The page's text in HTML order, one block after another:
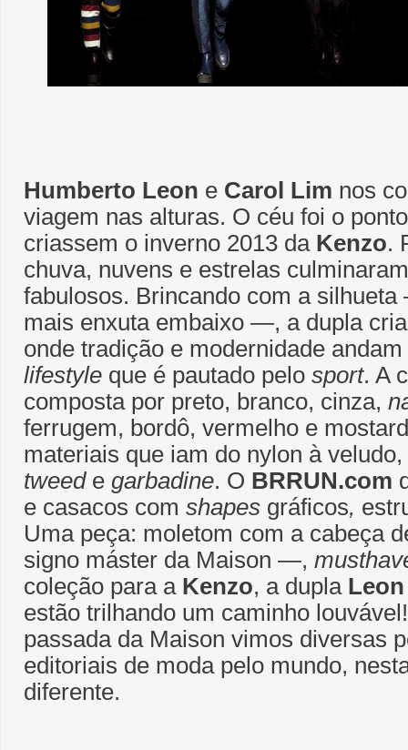
Humberto Leon e Carol Lim nos
viagem nas alturas. O céu foi o
criassem o inverno 2013 da Kenzo.
chuva, nuvens e estrelas
fabulosos. Brincando com a
mais enxuta embaixo ―, a dupla
onde tradição e modernidade
lifestyle que é pautado pelo sport. A
composta por preto, branco, cinza,
ferrugem, bordô, vermelho e
materiais que iam do nylon à
tweed e garbadine. O BRRUN.com
e casacos com shapes gráficos,
Uma peça: moletom com a cabeça
signo máster da Maison ―,
coleção para a Kenzo, a dupla Leon
estão trilhando um caminho
passada da Maison vimos diversas
editoriais de moda pelo mundo,
diferente.